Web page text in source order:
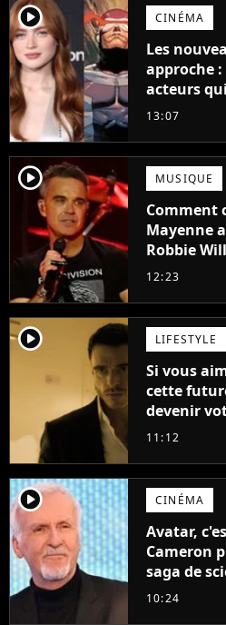
player2 CINÉMA
Les
approche :
acteurs
Frost et
13:07
player2 MUSIQUE
Comment
Mayenne
Robbie
cette année
12:23
player2 LIFESTYLE
Si vous
cette
devenir
11:12
player2 CINÉMA
Avatar,
Cameron
saga de
milliards
10:24